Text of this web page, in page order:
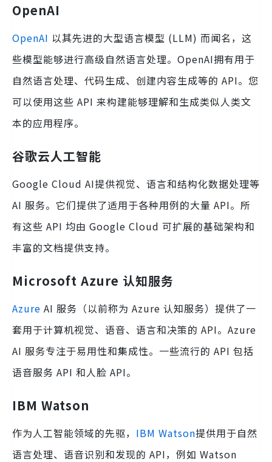
OpenAI
OpenAI 以其先进的大型语言模型 (LLM) 而闻名，这
些模型能够进行高级自然语言处理。OpenAI拥有用于
自然语言处理、代码生成、创建内容生成等的 API。您
可以使用这些 API 来构建能够理解和生成类似人类文
本的应用程序。
谷歌云人工智能
Google Cloud AI提供视觉、语言和结构化数据处理等
AI 服务。它们提供了适用于各种用例的大量 API。所
有这些 API 均由 Google Cloud 可扩展的基础架构和
丰富的文档提供支持。
Microsoft Azure 认知服务
Azure AI 服务（以前称为 Azure 认知服务）提供了一
套用于计算机视觉、语音、语言和决策的 API。Azure
AI 服务专注于易用性和集成性。一些流行的 API 包括
语音服务 API 和人脸 API。
IBM Watson
作为人工智能领域的先驱， IBM Watson提供用于自然
语言处理、语音识别和发现的 API，例如 Watson